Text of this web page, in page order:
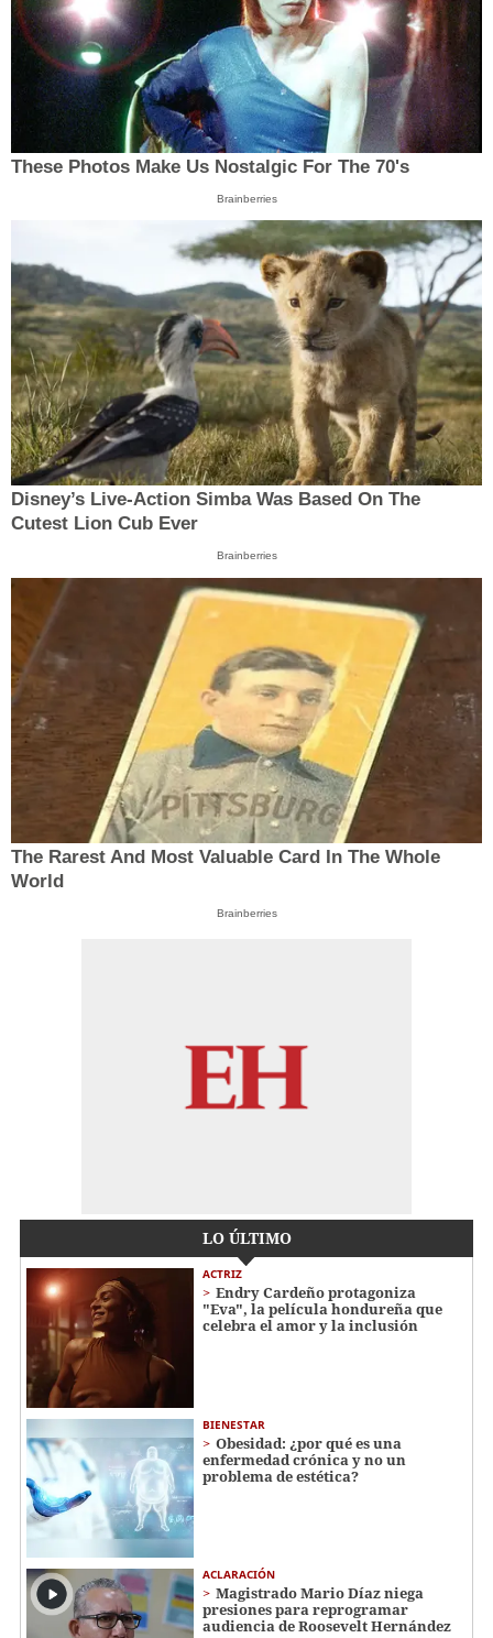
These Photos Make Us Nostalgic For The 70's
Brainberries
Disney’s Live-Action Simba Was Based On The
Cutest Lion Cub Ever
Brainberries
The Rarest And Most Valuable Card In The Whole
World
Brainberries
LO ÚLTIMO
ACTRIZ
Endry Cardeño protagoniza
"Eva", la película hondureña que
celebra el amor y la inclusión
BIENESTAR
Obesidad: ¿por qué es una
enfermedad crónica y no un
problema de estética?
ACLARACIÓN
Magistrado Mario Díaz niega
presiones para reprogramar
audiencia de Roosevelt Hernández